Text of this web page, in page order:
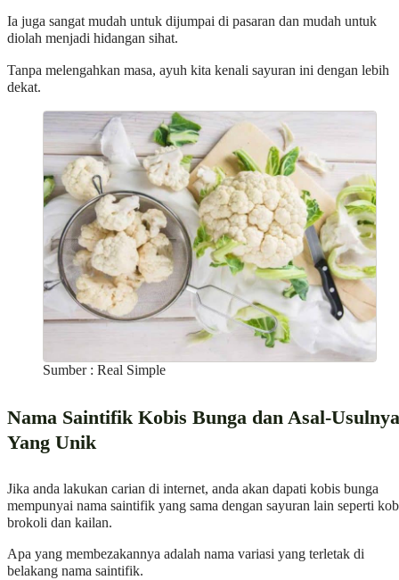
Ia juga sangat mudah untuk dijumpai di pasaran dan mudah untuk
diolah menjadi hidangan sihat.
Tanpa melengahkan masa, ayuh kita kenali sayuran ini dengan lebih
dekat.
Sumber : Real Simple
Nama Saintifik Kobis Bunga dan Asal-Usulnya
Yang Unik
Jika anda lakukan carian di internet, anda akan dapati kobis bunga
mempunyai nama saintifik yang sama dengan sayuran lain seperti
brokoli dan kailan.
Apa yang membezakannya adalah nama variasi yang terletak di
belakang nama saintifik.